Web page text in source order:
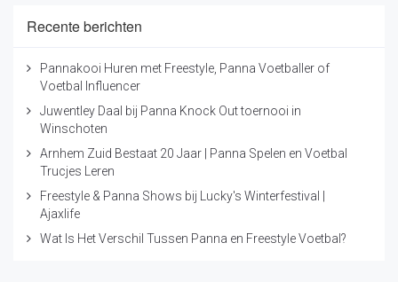
Recente berichten
Pannakooi Huren met Freestyle, Panna Voetballer of
Voetbal Influencer
Juwentley Daal bij Panna Knock Out toernooi in
Winschoten
Arnhem Zuid Bestaat 20 Jaar | Panna Spelen en Voetbal
Trucjes Leren
Freestyle & Panna Shows bij Lucky's Winterfestival |
Ajaxlife
Wat Is Het Verschil Tussen Panna en Freestyle Voetbal?